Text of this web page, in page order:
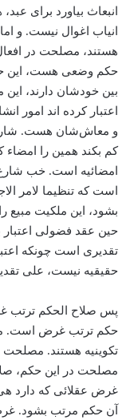
انبعاث بیاورد برای
‌انیاب اغوال نیست. و
هستند، مصلحت در افعال
حکم وضعی هست، این
بین خودشان دارند، این
اعتبار کرده اند امور
و معاش‌شان هست. شارع
کم بکند همین را امضاء
امضائیه است. خب
است که تنظیما لامر
بشود، این ملکیت مبیع
حین عقد فضولی اعتبار
تقدیری است چونکه
حقیقیه نیست، علی
پس صلاح الحکم ترتب
حکم ترتب غرض است.
تکوینیه هستند.
مصلحت در این حکم،
غرض عقلائی که دارد
آن حکم مرتب بشود.